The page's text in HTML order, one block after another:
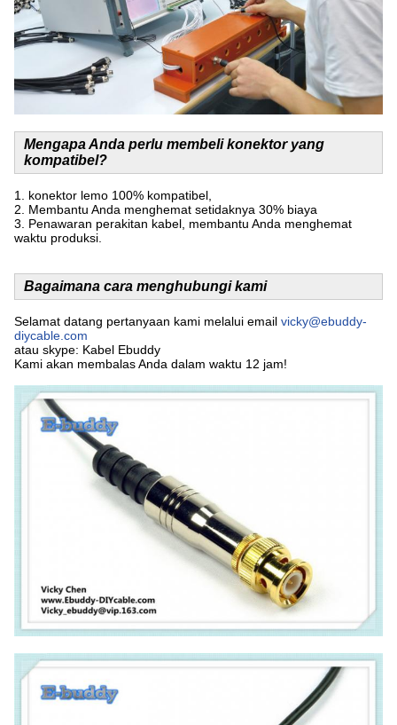
Mengapa Anda perlu membeli konektor yang
kompatibel?
1. konektor lemo 100% kompatibel,
2. Membantu Anda menghemat setidaknya 30% biaya
3. Penawaran perakitan kabel, membantu Anda menghemat
waktu produksi.
Bagaimana cara menghubungi kami
Selamat datang pertanyaan kami melalui email vicky@ebuddy-
diycable.com
atau skype: Kabel Ebuddy
Kami akan membalas Anda dalam waktu 12 jam!